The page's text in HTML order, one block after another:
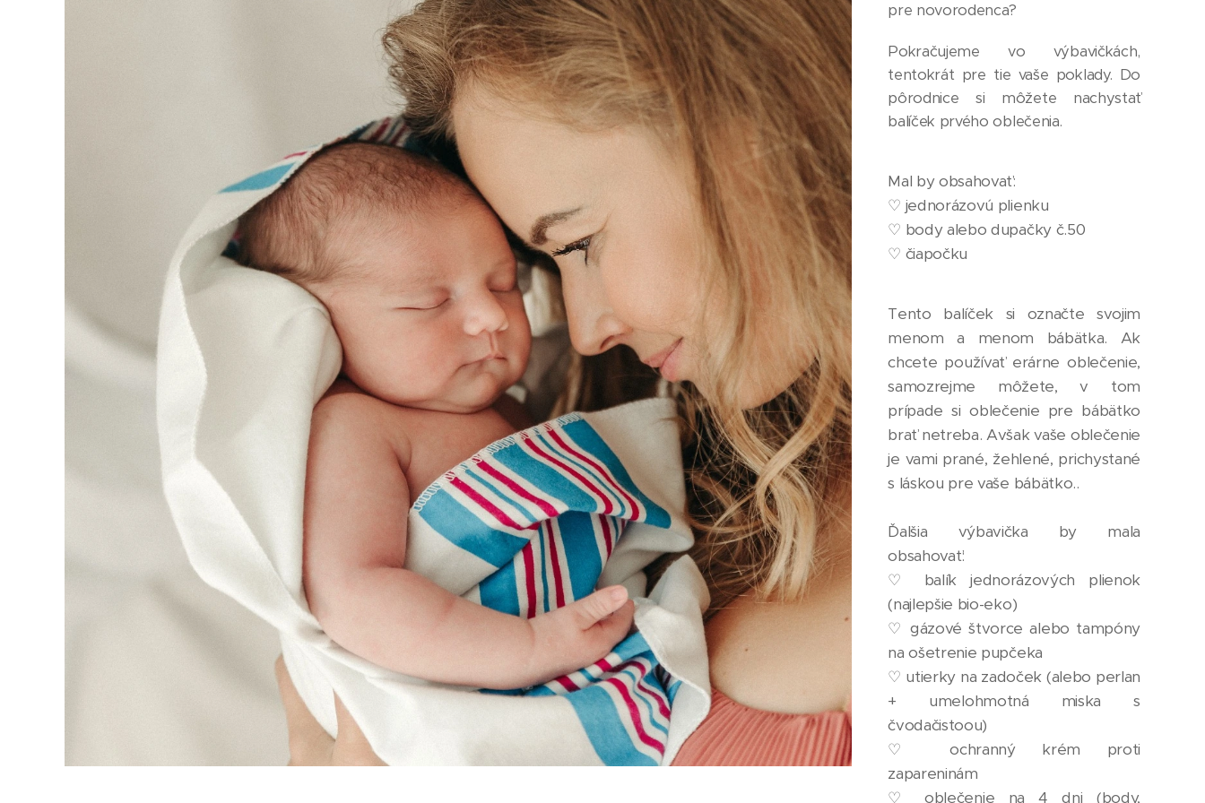
pre novorodenca?
Pokračujeme vo výbavičkách,
tentokrát pre tie vaše poklady. Do
pôrodnice si môžete nachystať
balíček prvého oblečenia.
Mal by obsahovať:
♡ jednorázovú plienku
♡ body alebo dupačky č.50
♡ čiapočku
Tento balíček si označte svojim
menom a menom bábätka. Ak
chcete používať erárne oblečenie,
samozrejme môžete, v tom
prípade si oblečenie pre bábätko
brať netreba. Avšak vaše oblečenie
je vami prané, žehlené, prichystané
s láskou pre vaše bábätko..
Ďalšia výbavička by mala
obsahovať:
♡ balík jednorázových plienok
(najlepšie bio-eko)
♡ gázové štvorce alebo tampóny
na ošetrenie pupčeka
♡ utierky na zadoček (alebo perlan
+ umelohmotná miska s
čvodačistoou)
♡ ochranný krém proti
zapareninám
♡ oblečenie na 4 dni (body,